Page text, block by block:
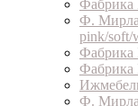
Фабрика
Ф.
pink/soft/
Фабрика
Фабрика
Ф.